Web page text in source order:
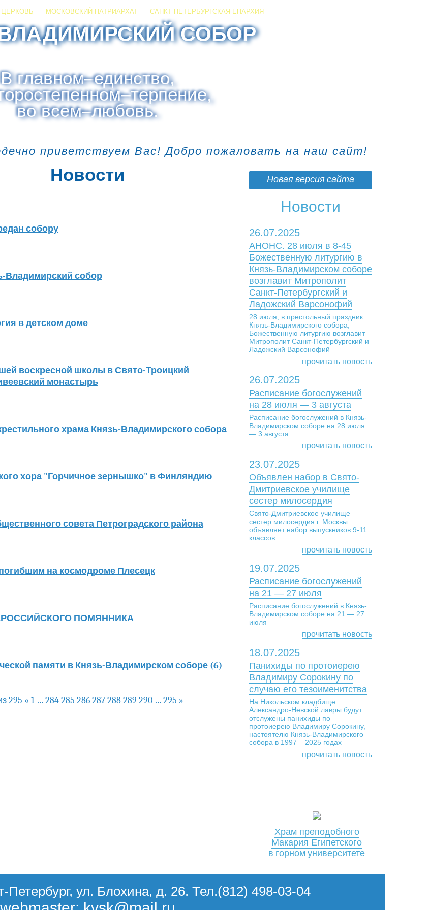
МОСКОВСКИЙ ПАТРИАРХАТ САНКТ-ПЕТЕРБУРГСКАЯ ЕПАРХИЯ
СОБОР
В главном–единство,
–терпение,
во всем–любовь.
приветствуем Вас! Добро пожаловать на наш сайт!
Новости
собору
Владимирский собор
в детском доме
воскресной школы в Свято-Троицкий
монастырь
храма Князь-Владимирского собора
хора "Горчичное зернышко" в Финляндию
совета Петроградского района
на космодроме Плесецк
ПОМЯННИКА
памяти в Князь-Владимирском соборе (6)
295 « 1 … 284 285 286 287 288 289 290 … 295 »
Новая версия сайта
Новости
26.07.2025
АНОНС. 28 июля в 8-45
Божественную литургию в
Князь-Владимирском соборе
возглавит Митрополит
Санкт-Петербургский и
Ладожский Варсонофий
28 июля, в престольный праздник
Князь-Владимирского собора,
Божественную литургию возглавит
Митрополит Санкт-Петербургский и
Ладожский Варсонофий
прочитать новость
26.07.2025
Расписание богослужений
на 28 июля — 3 августа
Расписание богослужений в Князь-
Владимирском соборе на 28 июля
— 3 августа
прочитать новость
23.07.2025
Объявлен набор в Свято-
Дмитриевское училище
сестер милосердия
Свято-Дмитриевское училище
сестер милосердия г. Москвы
объявляет набор выпускников 9-11
классов
прочитать новость
19.07.2025
Расписание богослужений
на 21 — 27 июля
Расписание богослужений в Князь-
Владимирском соборе на 21 — 27
июля
прочитать новость
18.07.2025
Панихиды по протоиерею
Владимиру Сорокину по
случаю его тезоименитства
На Никольском кладбище
Александро-Невской лавры будут
отслужены панихиды по
протоиерею Владимиру Сорокину,
настоятелю Князь-Владимирского
собора в 1997 – 2025 годах
прочитать новость
Храм преподобного
Макария Египетского
в горном университете
Петербург, ул. Блохина, д. 26. Тел.(812) 498-03-04